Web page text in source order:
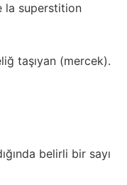
la superstition
taşıyan (mercek).
belirli bir sayı